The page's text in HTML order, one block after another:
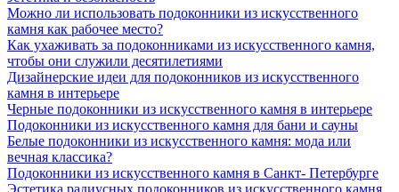
Можно ли использовать подоконники из искусственного
камня как рабочее место?
Как ухаживать за подоконниками из искусственного камня,
чтобы они служили десятилетиями
Дизайнерские идеи для подоконников из искусственного
камня в интерьере
Черные подоконники из искусственного камня в интерьере
Подоконники из искусственного камня для бани и сауны
Белые подоконники из искусственного камня: мода или
вечная классика?
Подоконники из искусственного камня в Санкт- Петербурге